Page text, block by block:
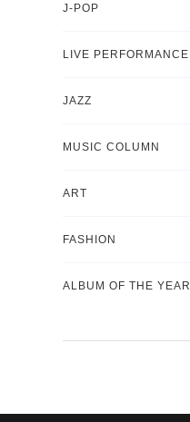
J-POP
LIVE PERFORMANCE
JAZZ
MUSIC COLUMN
ART
FASHION
ALBUM OF THE YEAR